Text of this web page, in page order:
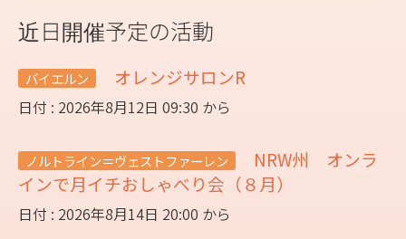
近日開催予定の活動
バイエルン オレンジサロンR
日付 : 2026年8月12日 09:30 から
ノルトライン＝ヴェストファーレン
NRW州 オンラ
インで月イチおしゃべり会（８月）
日付 : 2026年8月14日 20:00 から